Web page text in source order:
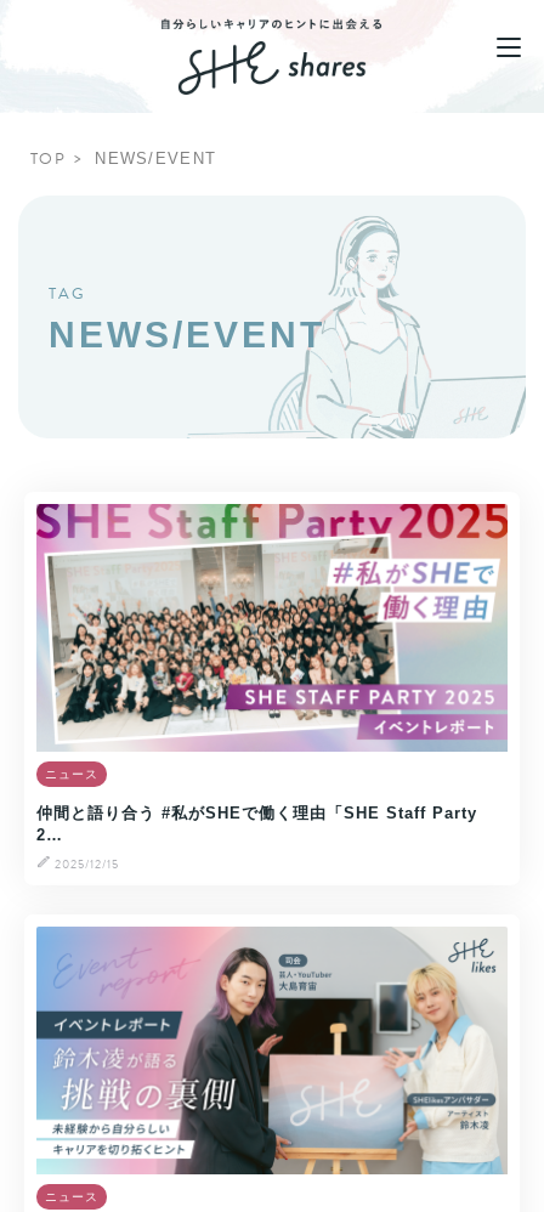
TOP NEWS/EVENT
TAG
NEWS/EVENT
ニュース
仲間と語り合う #私がSHEで働く理由「SHE Staff Party
2…
2025/12/15
ニュース